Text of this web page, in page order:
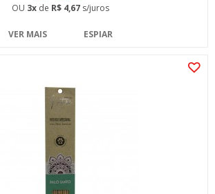
OU 3xde R$ 4,67s/juros
VER MAIS ESPIAR